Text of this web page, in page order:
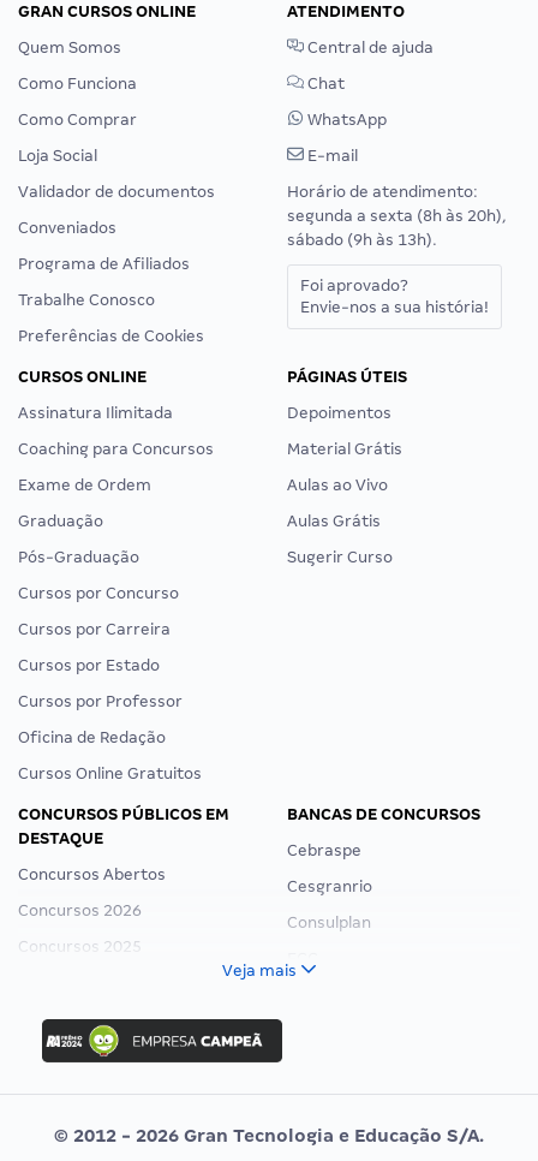
GRAN CURSOS ONLINE
Quem Somos
Como Funciona
Como Comprar
Loja Social
Validador de documentos
Conveniados
Programa de Afiliados
Trabalhe Conosco
Preferências de Cookies
ATENDIMENTO
Central de ajuda
Chat
WhatsApp
E-mail
Horário de atendimento:
segunda a sexta (8h às 20h),
sábado (9h às 13h).
Foi aprovado?
Envie-nos a sua história!
CURSOS ONLINE
Assinatura Ilimitada
Coaching para Concursos
Exame de Ordem
Graduação
Pós-Graduação
Cursos por Concurso
Cursos por Carreira
Cursos por Estado
Cursos por Professor
Oficina de Redação
Cursos Online Gratuitos
PÁGINAS ÚTEIS
Depoimentos
Material Grátis
Aulas ao Vivo
Aulas Grátis
Sugerir Curso
CONCURSOS PÚBLICOS EM
DESTAQUE
Concursos Abertos
Concursos 2026
Concursos 2025
Concurso Nacional Unificado
Concurso Ibama
Concurso MPU
Editais publicados
BANCAS DE CONCURSOS
Cebraspe
Cesgranrio
Consulplan
Vunesp
Veja mais
© 2012 - 2026 Gran Tecnologia e Educação S/A.